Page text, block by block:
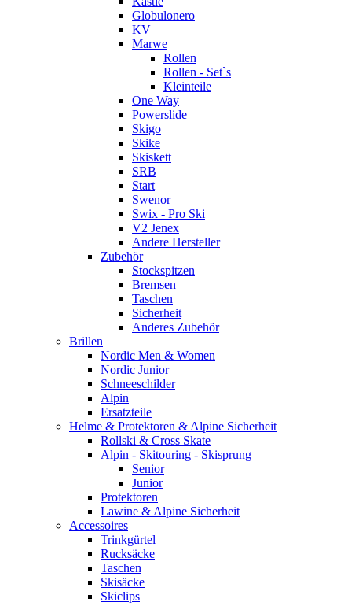
Globulonero
KV
Marwe
Rollen
Rollen - Set`s
Kleinteile
One Way
Powerslide
Skigo
Skike
Skiskett
SRB
Start
Swenor
Swix - Pro Ski
V2 Jenex
Andere Hersteller
Zubehör
Stockspitzen
Bremsen
Taschen
Sicherheit
Anderes Zubehör
Brillen
Nordic Men & Women
Nordic Junior
Schneeschilder
Alpin
Ersatzteile
Helme & Protektoren & Alpine Sicherheit
Rollski & Cross Skate
Alpin - Skitouring - Skisprung
Senior
Junior
Protektoren
Lawine & Alpine Sicherheit
Accessoires
Trinkgürtel
Rucksäcke
Taschen
Skisäcke
Skiclips